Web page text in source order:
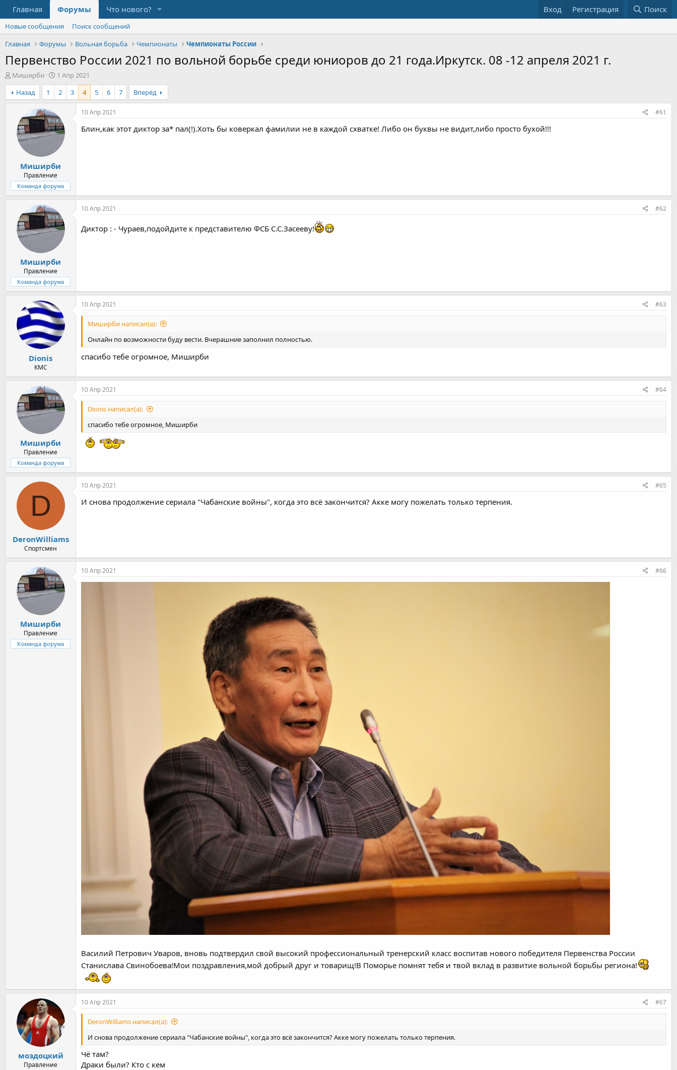
Главная Форумы Что нового? Вход Регистрация Поиск
Новые сообщения
Поиск сообщений
Главная
Форумы Вольная борьба Чемпионаты Чемпионаты России
Первенство России 2021 по вольной борьбе среди юниоров до 21 года.Иркутск. 08 -12 апреля 2021 г.
А
в
т
о
Миширби
Д
а
т
а
а
ч
а
л
1 Апр 2021
Назад
1 2 3 4 5 6 7 Вперёд
Миширби
Правление
Команда форума
10 Апр 2021 #61
Блин,как этот диктор за* пал(!).Хоть бы коверкал фамилии не в каждой схватке! Либо он буквы не видит,либо просто бухой!!!
Миширби
Правление
Команда форума
10 Апр 2021 #62
Диктор : - Чураев,подойдите к представителю ФСБ С.С.Засееву!
Dionis
КМС
10 Апр 2021 #63
Миширби написал(а):
Онлайн по возможности буду вести. Вчерашние заполнил полностью.
спасибо тебе огромное, Миширби
Миширби
Правление
Команда форума
10 Апр 2021 #64
Dionis написал(а):
спасибо тебе огромное, Миширби
D
DeronWilliams
Спортсмен
10 Апр 2021 #65
И снова продолжение сериала "Чабанские войны", когда это всё закончится? Акке могу пожелать только терпения.
Миширби
Правление
Команда форума
10 Апр 2021 #66
Василий Петрович Уваров, вновь подтвердил свой высокий профессиональный тренерский класс воспитав нового победителя Первенства России
Станислава Свинобоева!Мои поздравления,мой добрый друг и товарищ!В Поморье помнят тебя и твой вклад в развитие вольной борьбы региона!
моздоцкий
Правление
10 Апр 2021 #67
DeronWilliams написал(а):
И снова продолжение сериала "Чабанские войны", когда это всё закончится? Акке могу пожелать только терпения.
Чё там?
Драки были? Кто с кем